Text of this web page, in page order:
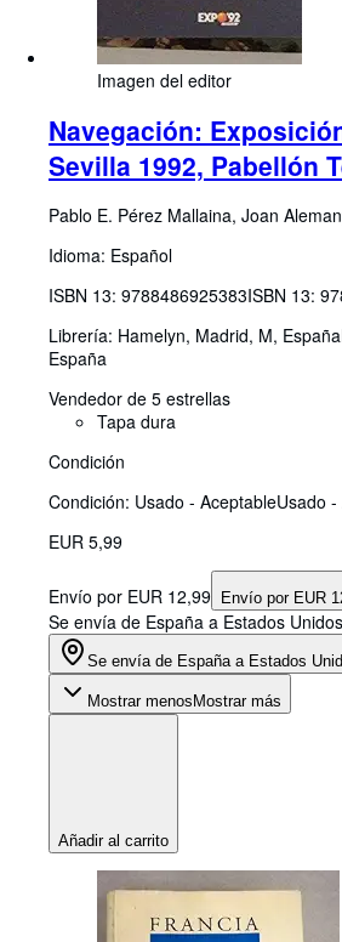
Imagen del editor
Navegación:
Sevilla 1992, Pabellón
Pablo E. Pérez Mallaina, Joan
Idioma: Español
ISBN 13: 9788486925383ISBN 13:
Librería: Hamelyn, Madrid, M, España
España
Vendedor de 5 estrellas
Tapa dura
Condición
Condición: Usado - AceptableUsado
EUR 5,99
Envío por EUR 12,99 Envío por EUR
Se envía de España a Estados
Se envía de España a Estados
Mostrar menos Mostrar más
Añadir al carrito